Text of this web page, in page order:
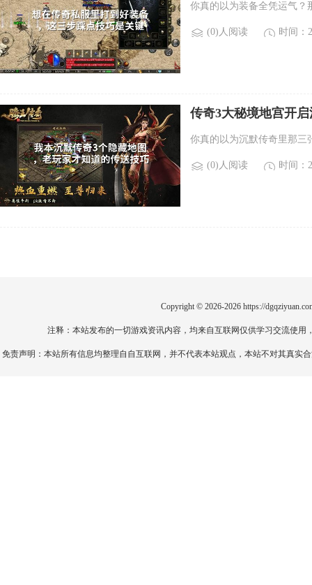
你真的以为装备全凭运气？
(0)人阅读 时间：
传奇3大秘境地宫开
你真的以为沉默传奇里那三
(0)人阅读 时间：
Copyright © 2026-2026 https://
注释：本站发布的一切游戏资讯内容，均来自互联网仅供学习交流使
免责声明：本站所有信息均整理自自互联网，并不代表本站观点，本站不对其真实